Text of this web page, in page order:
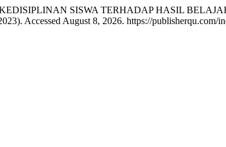
KEDISIPLINAN SISWA TERHADAP HASIL
Accessed August 8, 2026. https://publisherqu.com/